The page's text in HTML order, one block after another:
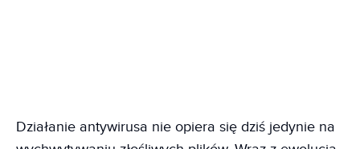
Działanie antywirusa nie opiera się dziś jedynie na